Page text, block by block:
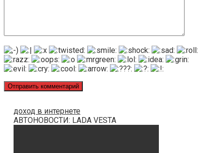
доход в интернете
АВТОНОВОСТИ: LADA VESTA